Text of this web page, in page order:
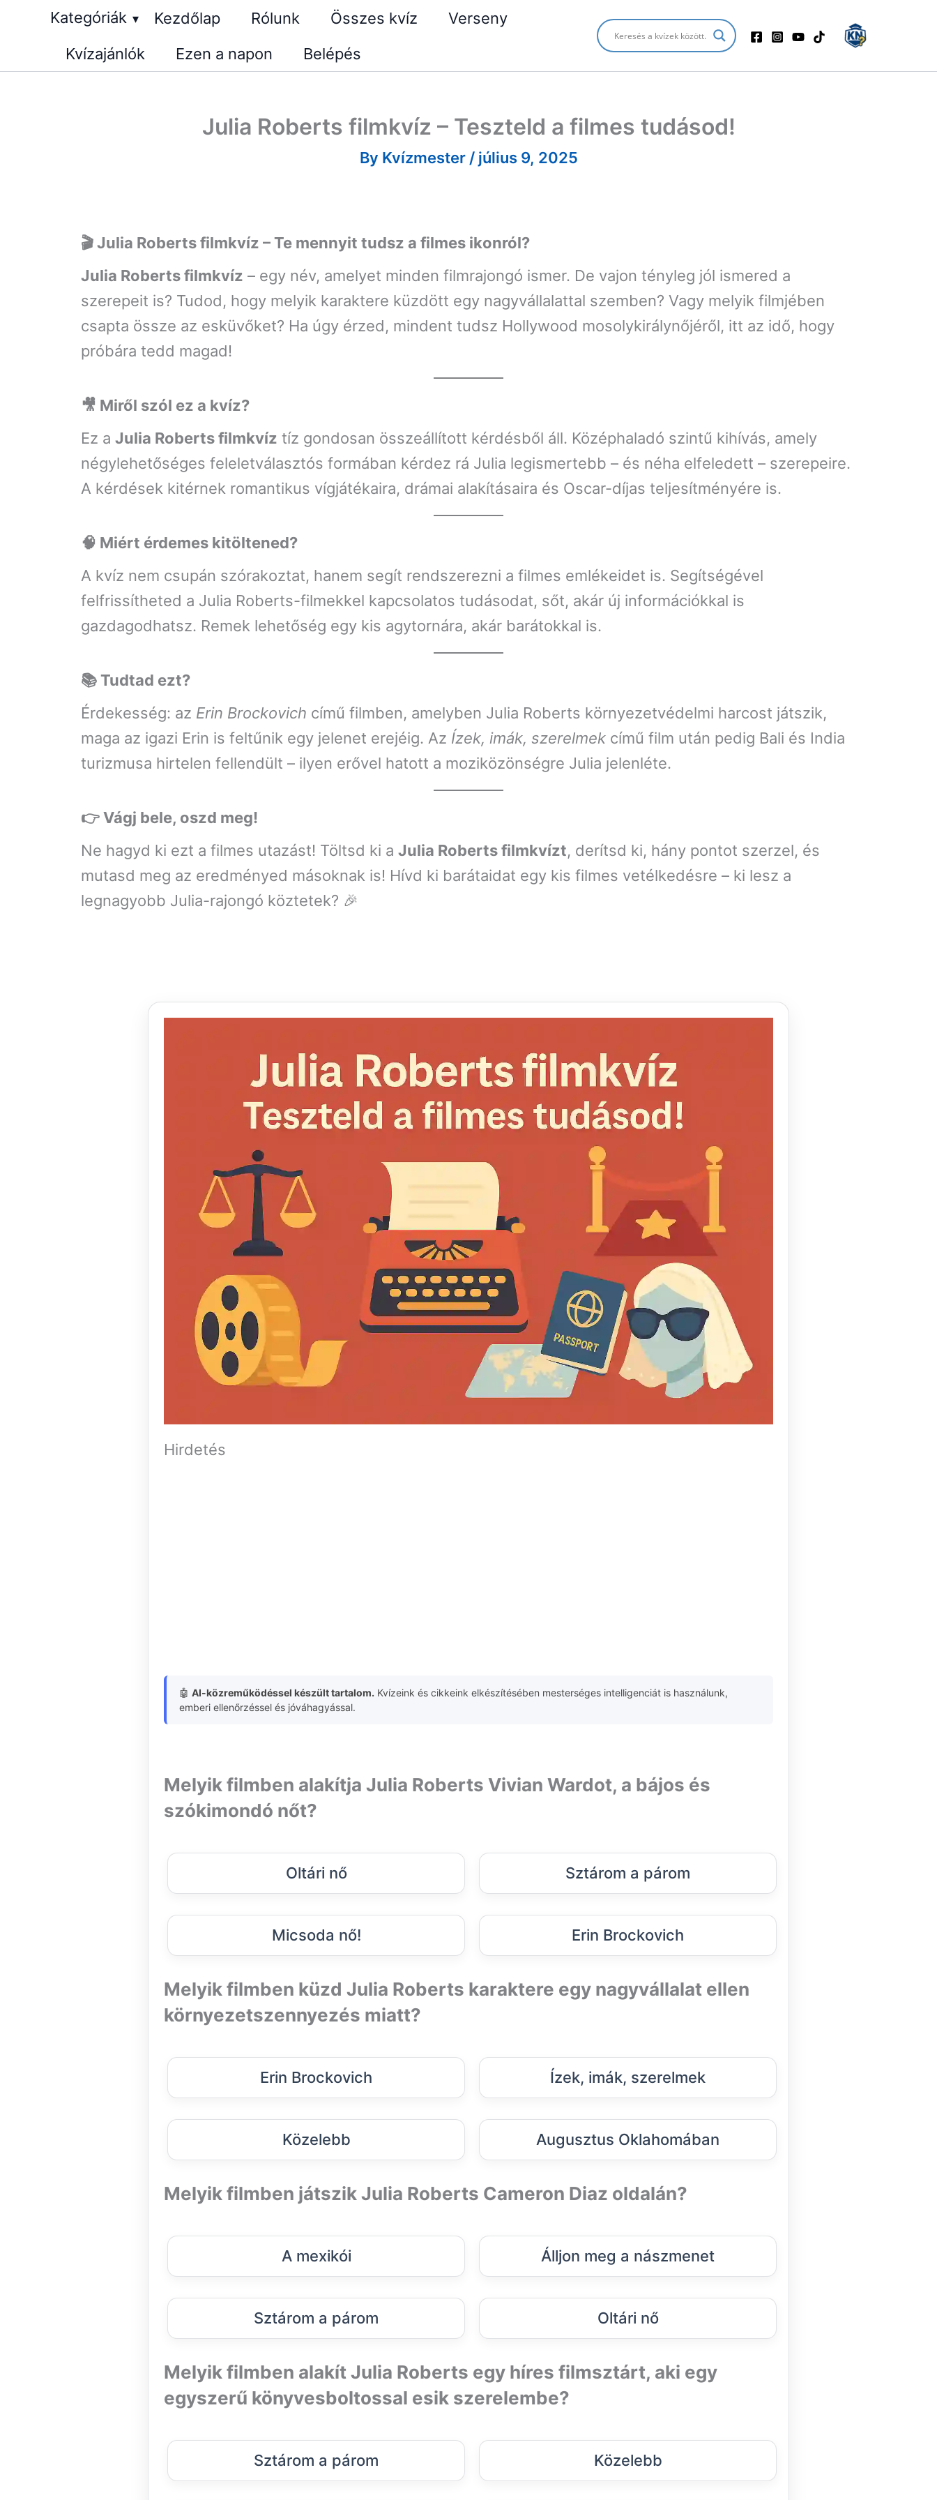
Kategóriák ▾ Kezdőlap Rólunk Összes kvíz
Verseny
Kvízajánlók
Ezen a napon Belépés
Julia Roberts filmkvíz – Teszteld a filmes tudásod!
By Kvízmester / július 9, 2025
🎬 Julia Roberts filmkvíz – Te mennyit tudsz a filmes ikonról?
Julia Roberts filmkvíz – egy név, amelyet minden filmrajongó ismer. De vajon tényleg jól ismered a
szerepeit is? Tudod, hogy melyik karaktere küzdött egy nagyvállalattal szemben? Vagy melyik filmjében
csapta össze az esküvőket? Ha úgy érzed, mindent tudsz Hollywood mosolykirálynőjéről, itt az idő, hogy
próbára tedd magad!
🎥 Miről szól ez a kvíz?
Ez a Julia Roberts filmkvíz tíz gondosan összeállított kérdésből áll. Középhaladó szintű kihívás, amely
négylehetőséges feleletválasztós formában kérdez rá Julia legismertebb – és néha elfeledett – szerepeire.
A kérdések kitérnek romantikus vígjátékaira, drámai alakításaira és Oscar-díjas teljesítményére is.
🧠 Miért érdemes kitöltened?
A kvíz nem csupán szórakoztat, hanem segít rendszerezni a filmes emlékeidet is. Segítségével
felfrissítheted a Julia Roberts-filmekkel kapcsolatos tudásodat, sőt, akár új információkkal is
gazdagodhatsz. Remek lehetőség egy kis agytornára, akár barátokkal is.
📚 Tudtad ezt?
Érdekesség: az Erin Brockovich című filmben, amelyben Julia Roberts környezetvédelmi harcost játszik,
maga az igazi Erin is feltűnik egy jelenet erejéig. Az Ízek, imák, szerelmek című film után pedig Bali és India
turizmusa hirtelen fellendült – ilyen erővel hatott a moziközönségre Julia jelenléte.
👉 Vágj bele, oszd meg!
Ne hagyd ki ezt a filmes utazást! Töltsd ki a Julia Roberts filmkvízt, derítsd ki, hány pontot szerzel, és
mutasd meg az eredményed másoknak is! Hívd ki barátaidat egy kis filmes vetélkedésre – ki lesz a
legnagyobb Julia-rajongó köztetek? 🎉
Hirdetés
🤖 AI-közreműködéssel készült tartalom. Kvízeink és cikkeink elkészítésében mesterséges intelligenciát is használunk,
emberi ellenőrzéssel és jóváhagyással.
Melyik filmben alakítja Julia Roberts Vivian Wardot, a bájos és
szókimondó nőt?
Oltári nő Sztárom a párom
Micsoda nő! Erin Brockovich
Melyik filmben küzd Julia Roberts karaktere egy nagyvállalat ellen
környezetszennyezés miatt?
Erin Brockovich Ízek, imák, szerelmek
Közelebb Augusztus Oklahomában
Melyik filmben játszik Julia Roberts Cameron Diaz oldalán?
A mexikói Álljon meg a nászmenet
Sztárom a párom Oltári nő
Melyik filmben alakít Julia Roberts egy híres filmsztárt, aki egy
egyszerű könyvesboltossal esik szerelembe?
Sztárom a párom Közelebb